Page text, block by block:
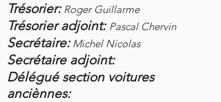
Trésorier:Roger Guillarme
Trésorier adjoint: Pascal Chervin
Secrétaire:Michel Nicolas
Secrétaire adjoint:
Délégué section voitures
anciènnes: